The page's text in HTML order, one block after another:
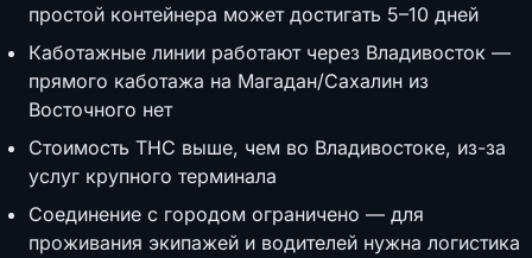
простой контейнера может достигать 5–10 дней
Каботажные линии работают через Владивосток —
прямого каботажа на Магадан/Сахалин из
Восточного нет
Стоимость THC выше, чем во Владивостоке, из-за
услуг крупного терминала
Соединение с городом ограничено — для
проживания экипажей и водителей нужна логистика